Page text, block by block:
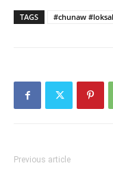
TAGS #chunaw
Previous article